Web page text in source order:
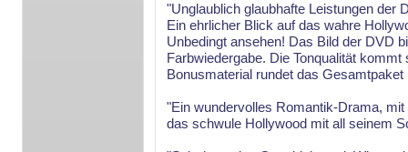
"Unglaublich glaubhafte Leistungen der
Ein ehrlicher Blick auf das wahre
Unbedingt ansehen! Das Bild der DVD
Farbwiedergabe. Die Tonqualität
Bonusmaterial rundet das
"Ein wundervolles Romantik-Drama,
das schwule Hollywood mit all seinem